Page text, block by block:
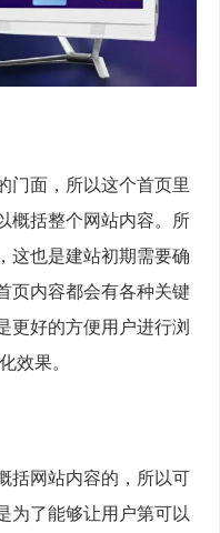
面，所以这个首页里
概括整个网站内容。所
这也是建站初期需要确
页内容都会有各种关键
更好的方便用户进行浏
效果。
网站内容的，所以可
为了能够让用户第可以